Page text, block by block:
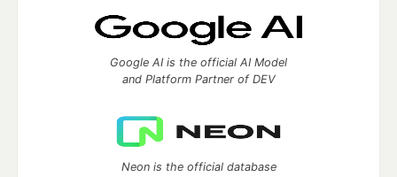
Google AI is the official AI Model
and Platform Partner of DEV
Neon is the official database